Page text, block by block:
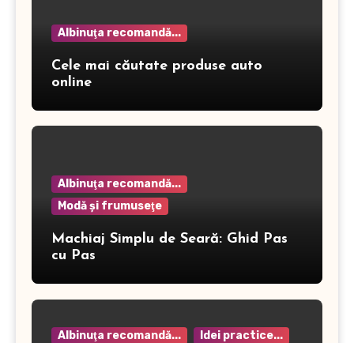
Albinuţa recomandă...
Cele mai căutate produse auto
online
Albinuţa recomandă...
Modă şi frumuseţe
Machiaj Simplu de Seară: Ghid Pas
cu Pas
Albinuţa recomandă...
Idei practice...